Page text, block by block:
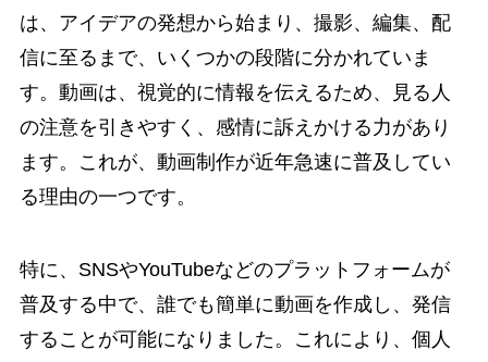
は、アイデアの発想から始まり、撮影、編集、配
信に至るまで、いくつかの段階に分かれていま
す。動画は、視覚的に情報を伝えるため、見る人
の注意を引きやすく、感情に訴えかける力があり
ます。これが、動画制作が近年急速に普及してい
る理由の一つです。
特に、SNSやYouTubeなどのプラットフォームが
普及する中で、誰でも簡単に動画を作成し、発信
することが可能になりました。これにより、個人